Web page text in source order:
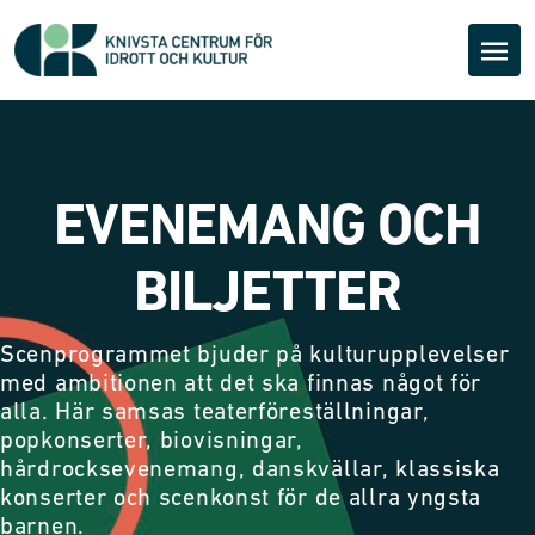
EVENEMANG OCH
BILJETTER
Scenprogrammet bjuder på kulturupplevelser
med ambitionen att det ska finnas något för
alla. Här samsas teaterföreställningar,
popkonserter, biovisningar,
hårdrocksevenemang, danskvällar, klassiska
konserter och scenkonst för de allra yngsta
barnen.